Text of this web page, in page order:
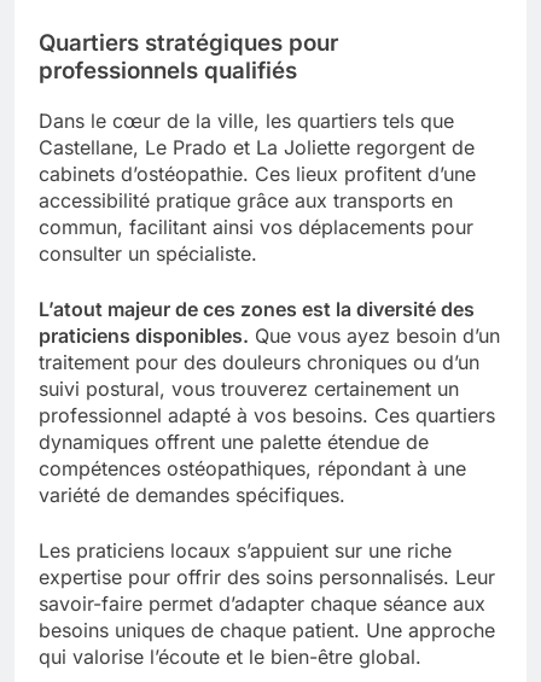
Quartiers stratégiques pour
professionnels qualifiés
Dans le cœur de la ville, les quartiers tels que
Castellane, Le Prado et La Joliette regorgent de
cabinets d’ostéopathie. Ces lieux profitent d’une
accessibilité pratique grâce aux transports en
commun, facilitant ainsi vos déplacements pour
consulter un spécialiste.
L’atout majeur de ces zones est la diversité des
praticiens disponibles. Que vous ayez besoin d’un
traitement pour des douleurs chroniques ou d’un
suivi postural, vous trouverez certainement un
professionnel adapté à vos besoins. Ces quartiers
dynamiques offrent une palette étendue de
compétences ostéopathiques, répondant à une
variété de demandes spécifiques.
Les praticiens locaux s’appuient sur une riche
expertise pour offrir des soins personnalisés. Leur
savoir-faire permet d’adapter chaque séance aux
besoins uniques de chaque patient. Une approche
qui valorise l’écoute et le bien-être global.